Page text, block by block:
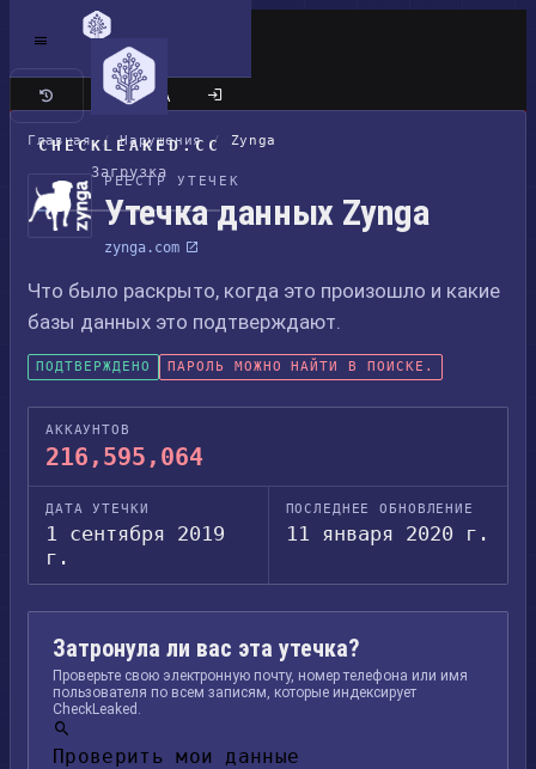
CHECKLEAKED.CC
Загрузка
Классический сайт
Главная / Нарушения / Zynga
РЕЕСТР УТЕЧЕК
Утечка данных Zynga
zynga.com
Что было раскрыто, когда это произошло и какие
базы данных это подтверждают.
ПОДТВЕРЖДЕНО ПАРОЛЬ МОЖНО НАЙТИ В ПОИСКЕ.
АККАУНТОВ
216,595,064
ДАТА УТЕЧКИ
1 сентября 2019
г.
ПОСЛЕДНЕЕ ОБНОВЛЕНИЕ
11 января 2020 г.
Затронула ли вас эта утечка?
Проверьте свою электронную почту, номер телефона или имя
пользователя по всем записям, которые индексирует
CheckLeaked.
Проверить мои данные